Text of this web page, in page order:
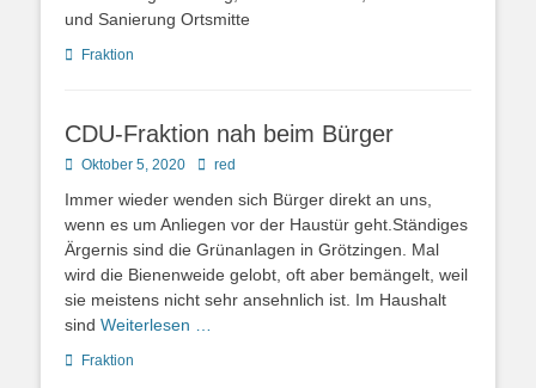
und Sanierung Ortsmitte
Kategorien
Fraktion
CDU-Fraktion nah beim Bürger
Posted
Oktober 5, 2020 Autor
red
Immer wieder wenden sich Bürger direkt an uns,
wenn es um Anliegen vor der Haustür geht.Ständiges
Ärgernis sind die Grünanlagen in Grötzingen. Mal
wird die Bienenweide gelobt, oft aber bemängelt, weil
sie meistens nicht sehr ansehnlich ist. Im Haushalt
sind Weiterlesen …
Kategorien
Fraktion